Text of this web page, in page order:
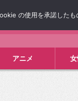
アニメ
の使用を承諾したも